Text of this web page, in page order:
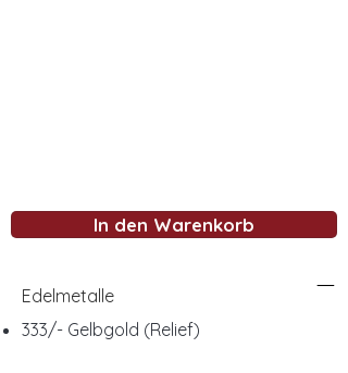
In den Warenkorb
Edelmetalle
333/- Gelbgold (Relief)